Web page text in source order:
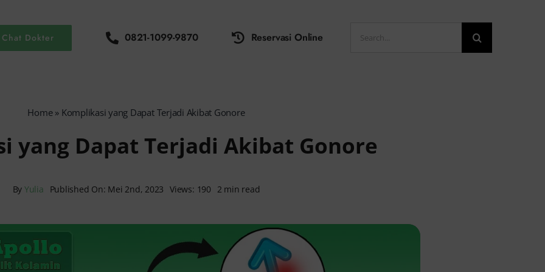
Chat Dokter 0821-1099-9870 Reservasi Online
for:
Home» Komplikasi yang Dapat Terjadi Akibat Gonore
yang Dapat Terjadi Akibat Gonore
By Yulia Published On: Mei 2nd, 2023 Views: 190 2 min read